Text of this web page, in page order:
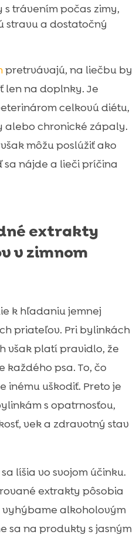
s trávením počas zimy,
stravu a dostatočný
pretrvávajú, na liečbu by
len na doplnky. Je
celkovú diétu,
alebo chronické zápaly.
môžu poslúžiť ako
nájde a lieči príčina
extrakty
v zimnom
k hľadaniu jemnej
priateľov. Pri bylinkách
však platí pravidlo, že
každého psa. To, čo
inému uškodiť. Preto je
s opatrnosťou,
vek a zdravotný stav
líšia vo svojom účinku.
extrakty pôsobia
vyhýbame alkoholovým
sa na produkty s jasným